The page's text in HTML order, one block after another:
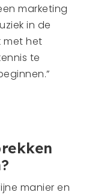
marketing
in de
met het
te
manier en